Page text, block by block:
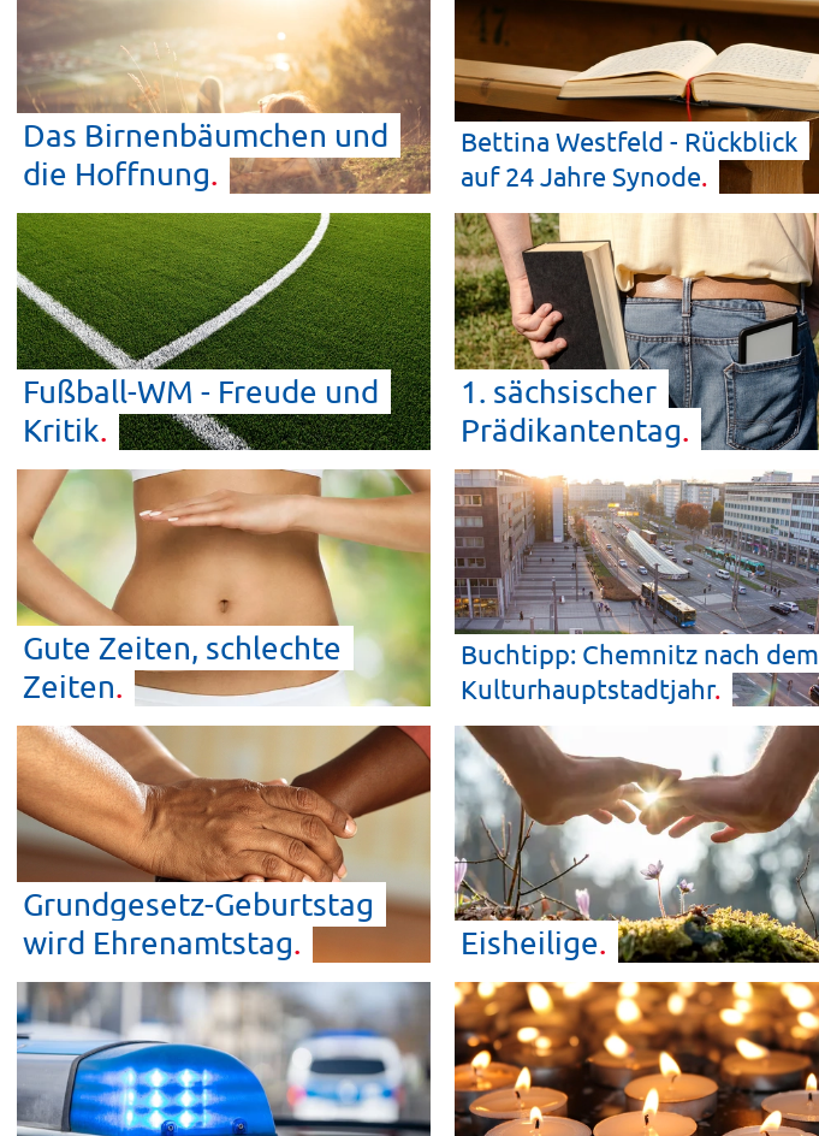
Das Birnenbäumchen und
die Hoffnung
Bettina Westfeld - Rückblick
auf 24 Jahre Synode
Fußball-WM - Freude und
Kritik
1. sächsischer
Prädikantentag
Gute Zeiten, schlechte
Zeiten
Buchtipp: Chemnitz nach dem
Kulturhauptstadtjahr
Grundgesetz-Geburtstag
wird Ehrenamtstag Eisheilige